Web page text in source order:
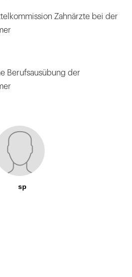
Zahnärzte bei der
Berufsausübung der
sp